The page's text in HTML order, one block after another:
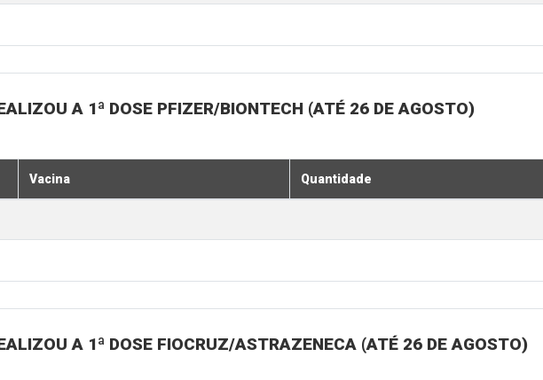
A 1ª DOSE PFIZER/BIONTECH (ATÉ 26 DE AGOSTO)
Vacina Quantidade
A 1ª DOSE FIOCRUZ/ASTRAZENECA (ATÉ 26 DE AGOSTO)